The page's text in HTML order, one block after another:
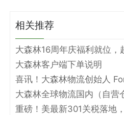
相关推荐
大森林16周年庆福利就位，
大森林客户端下单说明
大森林全球物流国内（自营
重磅！美最新301关税落地